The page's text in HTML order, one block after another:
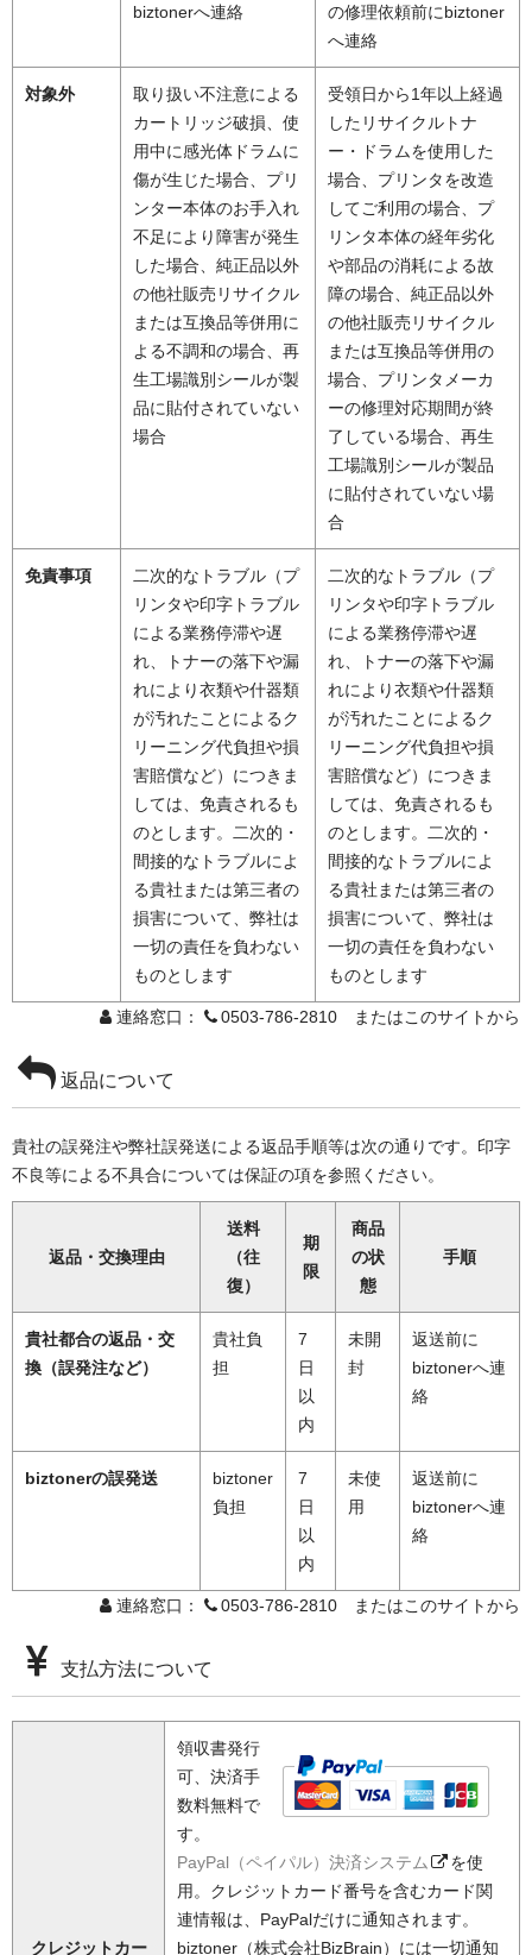
biztonerへ連絡
の修理依頼前にbiztoner
へ連絡
対象外
取り扱い不注意による
カートリッジ破損、使
用中に感光体ドラムに
傷が生じた場合、プリ
ンター本体のお手入れ
不足により障害が発生
した場合、純正品以外
の他社販売リサイクル
または互換品等併用に
よる不調和の場合、再
生工場識別シールが製
品に貼付されていない
場合
受領日から1年以上経過
したリサイクルトナ
ー・ドラムを使用した
場合、プリンタを改造
してご利用の場合、プ
リンタ本体の経年劣化
や部品の消耗による故
障の場合、純正品以外
の他社販売リサイクル
または互換品等併用の
場合、プリンタメーカ
ーの修理対応期間が終
了している場合、再生
工場識別シールが製品
に貼付されていない場
合
免責事項
二次的なトラブル（プ
リンタや印字トラブル
による業務停滞や遅
れ、トナーの落下や漏
れにより衣類や什器類
が汚れたことによるク
リーニング代負担や損
害賠償など）につきま
しては、免責されるも
のとします。二次的・
間接的なトラブルによ
る貴社または第三者の
損害について、弊社は
一切の責任を負わない
ものとします
二次的なトラブル（プ
リンタや印字トラブル
による業務停滞や遅
れ、トナーの落下や漏
れにより衣類や什器類
が汚れたことによるク
リーニング代負担や損
害賠償など）につきま
しては、免責されるも
のとします。二次的・
間接的なトラブルによ
る貴社または第三者の
損害について、弊社は
一切の責任を負わない
ものとします
連絡窓口： 0503-786-2810 またはこのサイトから
返品について
貴社の誤発注や弊社誤発送による返品手順等は次の通りです。印字
不良等による不具合については保証の項を参照ください。
返品・交換理由
送料
（往
復）
期
限
商品
の状
態
手順
貴社都合の返品・交
換（誤発注など）
貴社負
担
7
日
以
内
未開
封
返送前に
biztonerへ連
絡
biztonerの誤発送
biztoner
負担
7
日
以
内
未使
用
返送前に
biztonerへ連
絡
連絡窓口： 0503-786-2810 またはこのサイトから
支払方法について
クレジットカー
領収書発行
可、決済手
数料無料で
す。
PayPal（ペイパル）決済システム
を使
用。クレジットカード番号を含むカード関
連情報は、PayPalだけに通知されます。
biztoner（株式会社BizBrain）には一切通知